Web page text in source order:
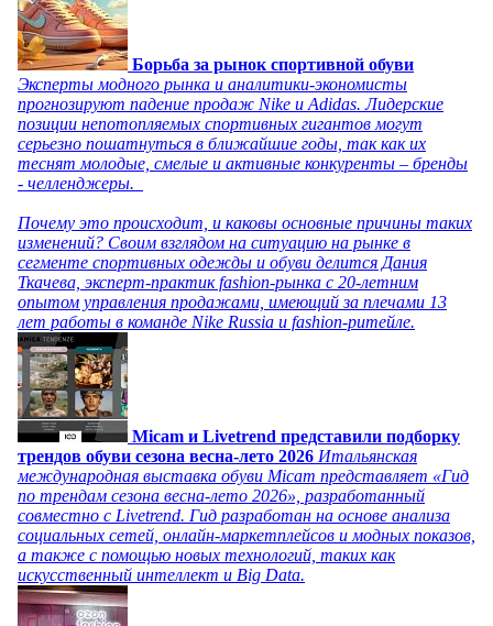
Борьба за рынок спортивной обуви
Эксперты модного рынка и аналитики-экономисты
прогнозируют падение продаж Nike и Adidas. Лидерские
позиции непотопляемых спортивных гигантов могут
серьезно пошатнуться в ближайшие годы, так как их
теснят молодые, смелые и активные конкуренты – бренды
- челленджеры.
Почему это происходит, и каковы основные причины таких
изменений? Своим взглядом на ситуацию на рынке в
сегменте спортивных одежды и обуви делится Дания
Ткачева, эксперт-практик fashion-рынка с 20-летним
опытом управления продажами, имеющий за плечами 13
лет работы в команде Nike Russia и fashion-ритейле.
Micam и Livetrend представили подборку
трендов обуви сезона весна-лето 2026 Итальянская
международная выставка обуви Micam представляет «Гид
по трендам сезона весна-лето 2026», разработанный
совместно с Livetrend. Гид разработан на основе анализа
социальных сетей, онлайн-маркетплейсов и модных показов,
а также с помощью новых технологий, таких как
искусственный интеллект и Big Data.